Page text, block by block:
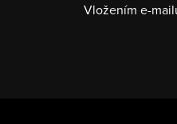
Vložením e-